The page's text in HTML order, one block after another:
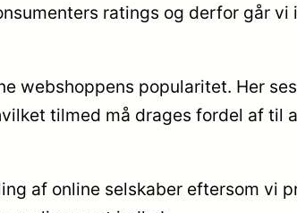
ratings og derfor går vi
webshoppens popularitet. Her
tilmed må drages fordel af til
af online selskaber eftersom vi